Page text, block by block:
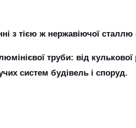
з тією ж нержавіючої
труби: від
систем будівель і споруд.